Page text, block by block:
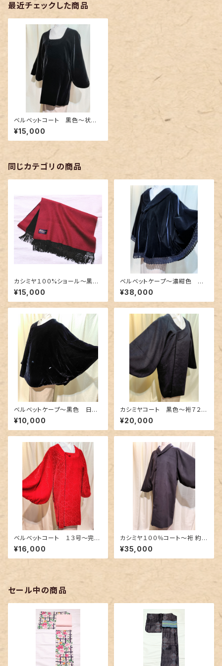
最近チェックした商品
ベルベットコート 黒色〜状態
良好 衿なし Lサイズ〜
¥15,000
同じカテゴリの商品
カシミヤ１００%ショール〜黒色
×深紅色のリバーシブル〜
¥15,000
ベルベットケープ〜濃紺色 裾
が上質な幅広レース〜
¥38,000
ベルベットケープ〜黒色 日本
製〜
¥10,000
カシミヤコート 黒色〜裄７２c
m〜
¥20,000
ベルベットコート １３号〜完熟
苺のような赤色〜
¥16,000
カシミヤ１００％コート〜裄 約７
４cm 渋い紫色〜
¥35,000
セール中の商品